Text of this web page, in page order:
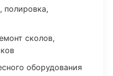
полировка,
сколов,
оборудования